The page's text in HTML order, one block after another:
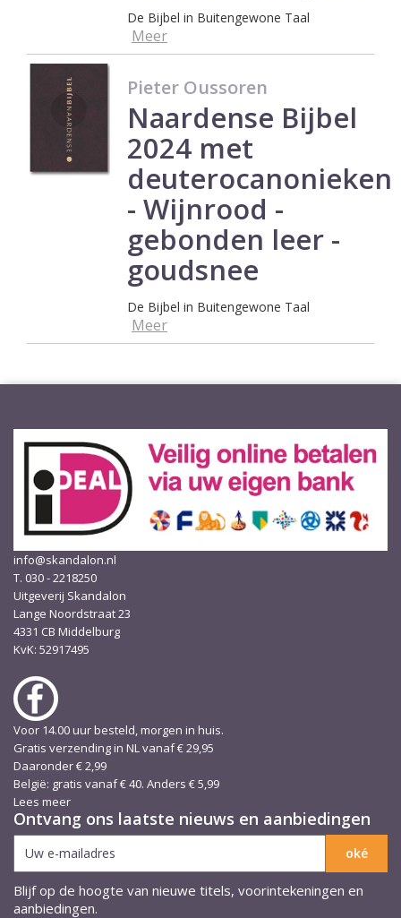
De Bijbel in Buitengewone Taal
Meer
Pieter Oussoren
Naardense Bijbel
2024 met
deuterocanonieken
- Wijnrood -
gebonden leer -
goudsnee
De Bijbel in Buitengewone Taal
Meer
info@skandalon.nl
T. 030 - 2218250
Uitgeverij Skandalon
Lange Noordstraat 23
4331 CB Middelburg
KvK: 52917495
Voor 14.00 uur besteld, morgen in huis.
Gratis verzending in NL vanaf € 29,95
Daaronder € 2,99
België: gratis vanaf € 40. Anders € 5,99
Lees meer
Ontvang ons laatste nieuws en aanbiedingen
Blijf op de hoogte van nieuwe titels, voorintekeningen en
aanbiedingen.